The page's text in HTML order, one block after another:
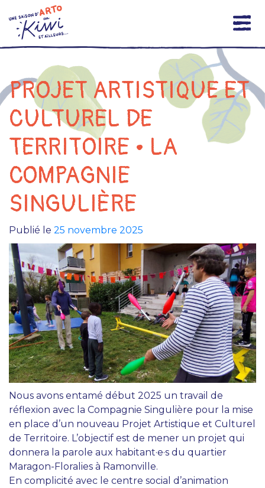
to
content
PROJET ARTISTIQUE ET
CULTUREL DE
TERRITOIRE • LA
COMPAGNIE
SINGULIÈRE
Publié le 25 novembre 2025
Nous avons entamé début 2025 un travail de
réflexion avec la Compagnie Singulière pour la mise
en place d’un nouveau Projet Artistique et Culturel
de Territoire. L’objectif est de mener un projet qui
donnera la parole aux habitant·e·s du quartier
Maragon-Floralies à Ramonville.
En complicité avec le centre social d’animation